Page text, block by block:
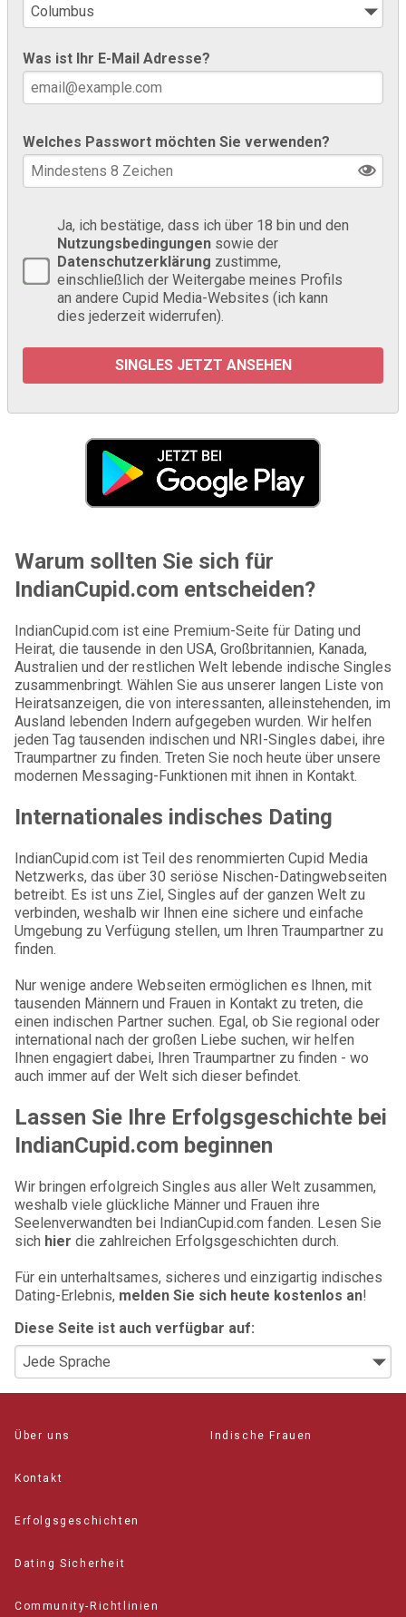
Was ist Ihr E-Mail Adresse?
Welches Passwort möchten Sie verwenden?
Ja, ich bestätige, dass ich über 18 bin und den
Nutzungsbedingungen sowie der
Datenschutzerklärung zustimme,
einschließlich der Weitergabe meines Profils
an andere Cupid Media-Websites (ich kann
dies jederzeit widerrufen).
Warum sollten Sie sich für
IndianCupid.com entscheiden?
IndianCupid.com ist eine Premium-Seite für Dating und
Heirat, die tausende in den USA, Großbritannien, Kanada,
Australien und der restlichen Welt lebende indische Singles
zusammenbringt. Wählen Sie aus unserer langen Liste von
Heiratsanzeigen, die von interessanten, alleinstehenden, im
Ausland lebenden Indern aufgegeben wurden. Wir helfen
jeden Tag tausenden indischen und NRI-Singles dabei, ihre
Traumpartner zu finden. Treten Sie noch heute über unsere
modernen Messaging-Funktionen mit ihnen in Kontakt.
Internationales indisches Dating
IndianCupid.com ist Teil des renommierten Cupid Media
Netzwerks, das über 30 seriöse Nischen-Datingwebseiten
betreibt. Es ist uns Ziel, Singles auf der ganzen Welt zu
verbinden, weshalb wir Ihnen eine sichere und einfache
Umgebung zu Verfügung stellen, um Ihren Traumpartner zu
finden.
Nur wenige andere Webseiten ermöglichen es Ihnen, mit
tausenden Männern und Frauen in Kontakt zu treten, die
einen indischen Partner suchen. Egal, ob Sie regional oder
international nach der großen Liebe suchen, wir helfen
Ihnen engagiert dabei, Ihren Traumpartner zu finden - wo
auch immer auf der Welt sich dieser befindet.
Lassen Sie Ihre Erfolgsgeschichte bei
IndianCupid.com beginnen
Wir bringen erfolgreich Singles aus aller Welt zusammen,
weshalb viele glückliche Männer und Frauen ihre
Seelenverwandten bei IndianCupid.com fanden. Lesen Sie
sich hier die zahlreichen Erfolgsgeschichten durch.
Für ein unterhaltsames, sicheres und einzigartig indisches
Dating-Erlebnis, melden Sie sich heute kostenlos an!
Diese Seite ist auch verfügbar auf:
Über uns
Kontakt
Erfolgsgeschichten
Dating Sicherheit
Community-Richtlinien
Indische Frauen